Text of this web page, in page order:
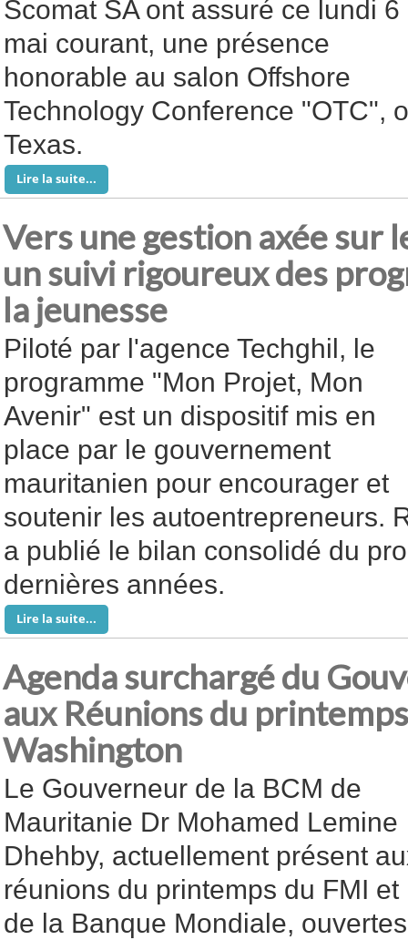
Scomat SA ont assuré ce lundi 6
mai courant, une présence
honorable au salon Offshore
Technology Conference "OTC",
Texas.
Lire la suite...
Vers une gestion axée sur
un suivi rigoureux des
la jeunesse
Piloté par l'agence Techghil, le
programme "Mon Projet, Mon
Avenir" est un dispositif mis en
place par le gouvernement
mauritanien pour encourager et
soutenir les autoentrepreneurs.
a publié le bilan consolidé du
dernières années.
Lire la suite...
Agenda surchargé du
aux Réunions du
Washington
Le Gouverneur de la BCM de
Mauritanie Dr Mohamed Lemine
Dhehby, actuellement présent
réunions du printemps du FMI et
de la Banque Mondiale, ouvertes